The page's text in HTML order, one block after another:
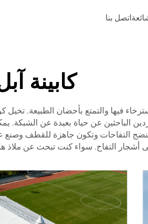
اتصل بنا
كابينة
فيها والتمتع بأحضان الطبيعة.
الباحثين عن حياة بعيدة عن
التفاحات وتكون جاهزة للقطف وصنع
التفاح. سواء كنت تبحث عن ملاذ